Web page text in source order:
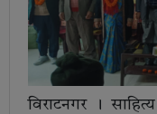
विराटनगर । साहित्य